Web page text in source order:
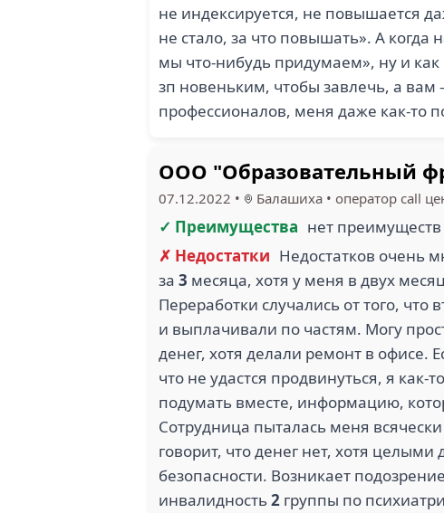
не индексируется, не повышается
не стало, за что повышать». А когда
мы что-нибудь придумаем», ну и
зп новеньким, чтобы завлечь, а вам
профессионалов, меня даже как-то
ООО "Образовательный
07.12.2022 • Балашиха • оператор call
✓ Преимущества нет преимуществ
✗ Недостатки Недостатков очень
за 3 месяца, хотя у меня в двух
Переработки случались от того,
и выплачивали по частям. Могу
денег, хотя делали ремонт в офисе.
что не удастся продвинуться, я
подумать вместе, информацию,
Сотрудница пыталась меня
говорит, что денег нет, хотя
безопасности. Возникает
инвалидность2 группы по